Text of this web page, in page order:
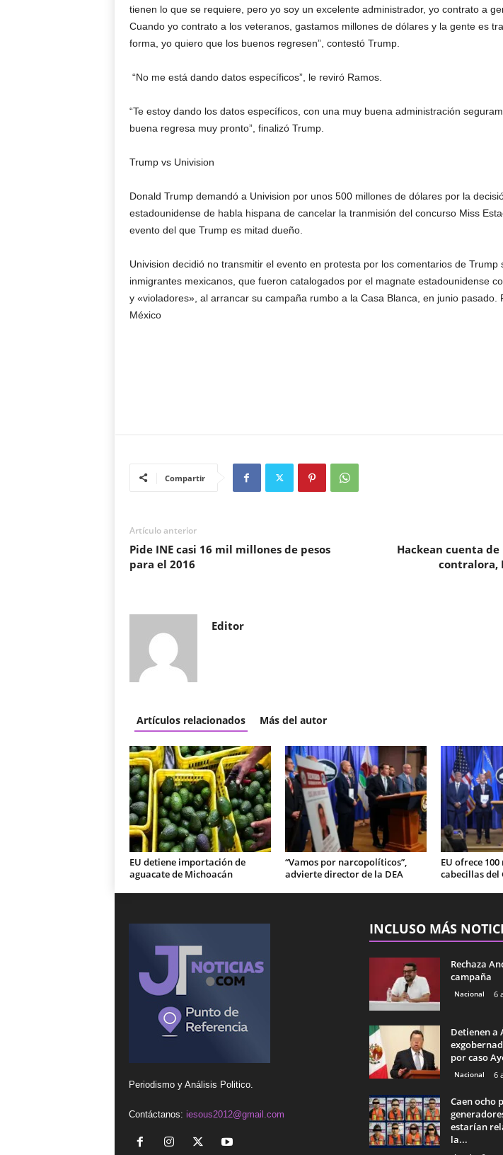
tienen lo que se requiere, pero yo soy un excelente administrador, yo contrato a
Cuando yo contrato a los veteranos, gastamos millones de dólares y la gente es
forma, yo quiero que los buenos regresen”, contestó Trump.
“No me está dando datos específicos”, le reviró Ramos.
“Te estoy dando los datos específicos, con una muy buena administración
buena regresa muy pronto”, finalizó Trump.
Trump vs Univision
Donald Trump demandó a Univision por unos 500 millones de dólares por la
estadounidense de habla hispana de cancelar la tranmisión del concurso Miss
evento del que Trump es mitad dueño.
Univision decidió no transmitir el evento en protesta por los comentarios de Trump
inmigrantes mexicanos, que fueron catalogados por el magnate estadounidense
y «violadores», al arrancar su campaña rumbo a la Casa Blanca, en junio pasado.
México
Compartir
Artículo anterior
Pide INE casi 16 mil millones de pesos
para el 2016
Hackean cuenta de
contralora,
Editor
Artículos relacionados Más del autor
EU detiene importación de
aguacate de Michoacán
“Vamos por narcopolíticos”,
advierte director de la DEA
EU ofrece
cabecillas del
Periodismo y Análisis Politico.
Contáctanos: iesous2012@gmail.com
INCLUSO MÁS
Rechaza
campaña
Nacional 6
Detienen a
por caso
Nacional 6
Caen ocho
estarían
la...